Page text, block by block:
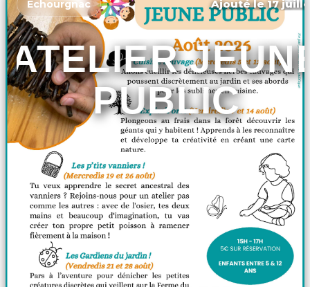
Échourgnac Ajouté le 17
ATELIER
PUBLIC